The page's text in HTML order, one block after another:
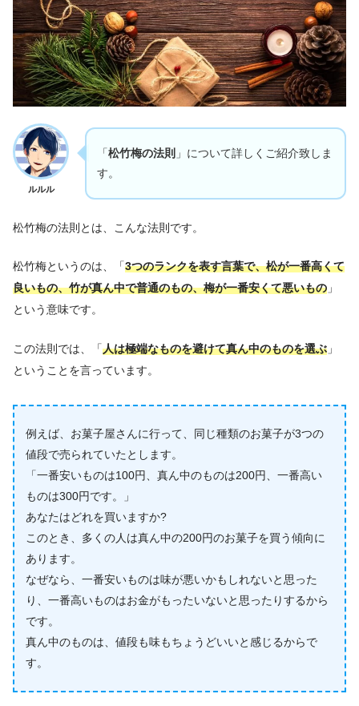
ルルル
「 松竹梅の法則 」について詳しくご紹介致しま
す。
松竹梅の法則とは、こんな法則です。
松竹梅というのは、「3つのランクを表す言葉で、松が一番高くて
良いもの、竹が真ん中で普通のもの、梅が一番安くて悪いもの 」
という意味です。
この法則では、「人は極端なものを避けて真ん中のものを選ぶ 」
ということを言っています。
例えば、お菓子屋さんに行って、同じ種類のお菓子が3つの
値段で売られていたとします。
「一番安いものは100円、真ん中のものは200円、一番高い
ものは300円です。」
あなたはどれを買いますか?
このとき、多くの人は真ん中の200円のお菓子を買う傾向に
あります。
なぜなら、一番安いものは味が悪いかもしれないと思った
り、一番高いものはお金がもったいないと思ったりするから
です。
真ん中のものは、値段も味もちょうどいいと感じるからで
す。